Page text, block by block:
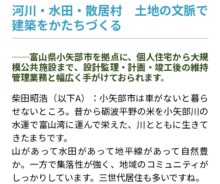
河川・水田・散居村 土地の文脈で
建築をかたちづくる
富山県小矢部市を拠点に、個人住宅から大規
模公共施設まで、設計監理・計画・竣工後の維持
管理業務と幅広く手がけておられます。
柴田昭浩（以下A）：小矢部市は車がないと暮ら
せないところ。昔から砺波平野の米を小矢部川の
水運で富山湾に運んで栄えた、川とともに生きて
きたまちです。
山があって水田があって地平線があって自然豊
か。一方で集落性が強く、地域のコミュニティが
しっかりしています。三世代居住も多いですね。